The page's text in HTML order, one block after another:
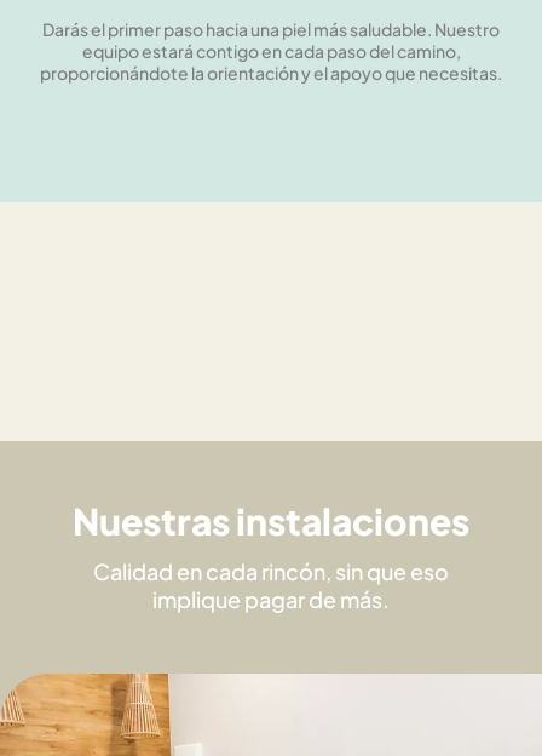
Darás el primer paso hacia una piel más saludable. Nuestro
equipo estará contigo en cada paso del camino,
proporcionándote la orientación y el apoyo que necesitas.
Nuestras instalaciones
Calidad en cada rincón, sin que eso
implique pagar de más.